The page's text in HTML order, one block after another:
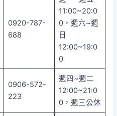
0920-787-
688
11:00~20:0
0，週六~週
日
12:00~19:0
0
0906-572-
223
週四~週二
12:00~21:0
0，週三公休